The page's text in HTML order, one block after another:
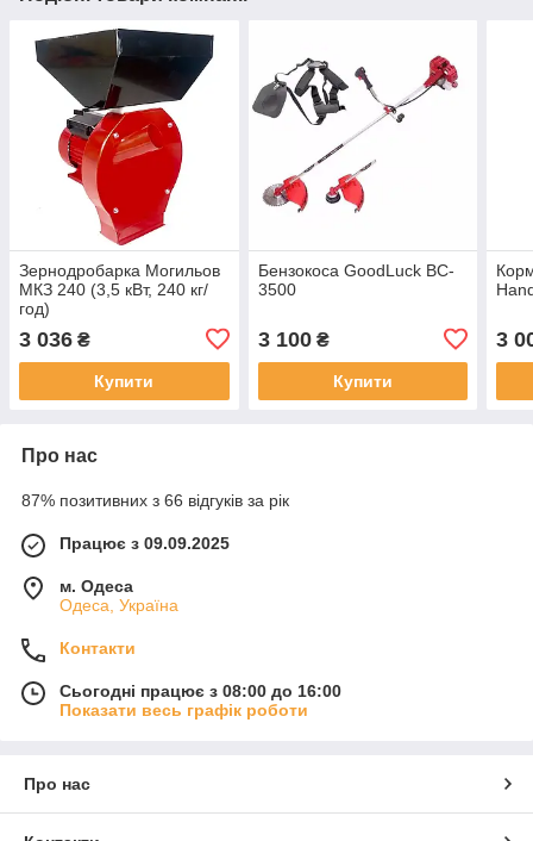
Зернодробарка Могильов
МКЗ 240 (3,5 кВт, 240 кг/
год)
3 036 ₴
Купити
Бензокоса GoodLuck BC-
3500
3 100₴
Купити
3
Про нас
87% позитивних з 66 відгуків за рік
Працює з 09.09.2025
м. Одеса
Одеса, Україна
Контакти
Сьогодні працює з 08:00 до 16:00
Показати весь графік роботи
Про нас